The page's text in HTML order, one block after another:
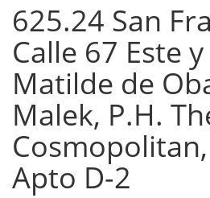
625.24 San
Calle 67 Este
Matilde de
Malek, P.H.
Apto D-2